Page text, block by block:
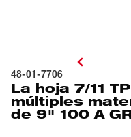
48-01-7706
La hoja 7/11
múltiples
de 9" 100 A